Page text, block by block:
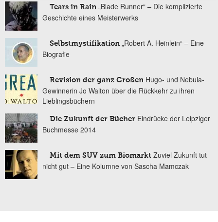
Tears in Rain „Blade Runner“ – Die komplizierte
Geschichte eines Meisterwerks
Selbstmystifikation „Robert A. Heinlein“ – Eine
Biografie
Revision der ganz Großen Hugo- und Nebula-
Gewinnerin Jo Walton über die Rückkehr zu ihren
Lieblingsbüchern
Die Zukunft der Bücher Eindrücke der Leipziger
Buchmesse 2014
Mit dem SUV zum Biomarkt Zuviel Zukunft tut
nicht gut – Eine Kolumne von Sascha Mamczak